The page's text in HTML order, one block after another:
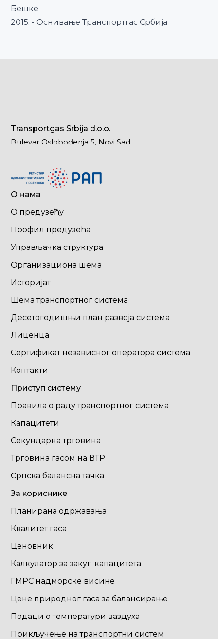
Бешке
2015. - Оснивање Транспортгас Србија
Transportgas Srbija d.o.o.
Bulevar Oslobođenja 5, Novi Sad
О нама
О предузећу
Профил предузећа
Управљачка структура
Организациона шема
Историјат
Шема транспортног система
Десетогодишњи план развоја система
Лиценца
Сертификат независног оператора система
Контакти
Приступ систему
Правила о раду транспортног система
Капацитети
Секундарна трговина
Трговина гасом на ВТР
Српска балансна тачка
За кориснике
Планирана одржавања
Квалитет гаса
Ценовник
Калкулатор за закуп капацитета
ГМРС надморске висине
Цене природног гаса за балансирање
Подаци о температури ваздуха
Прикључење на транспортни систем